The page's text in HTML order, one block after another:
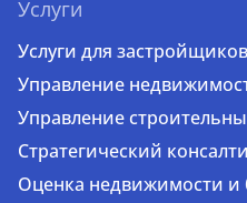
Услуги
Услуги для
Управление
Управление
Стратегический
Оценка недвижимости и